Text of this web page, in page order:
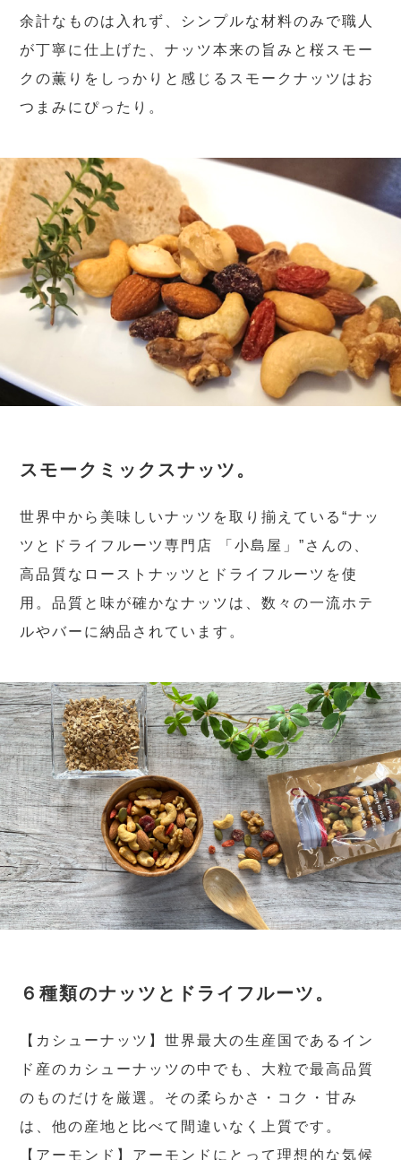
余計なものは入れず、シンプルな材料のみで職人
が丁寧に仕上げた、ナッツ本来の旨みと桜スモー
クの薫りをしっかりと感じるスモークナッツはお
つまみにぴったり。
スモークミックスナッツ。
世界中から美味しいナッツを取り揃えている“ナッ
ツとドライフルーツ専門店 「小島屋」”さんの、
高品質なローストナッツとドライフルーツを使
用。品質と味が確かなナッツは、数々の一流ホテ
ルやバーに納品されています。
６種類のナッツとドライフルーツ。
【カシューナッツ】世界最大の生産国であるイン
ド産のカシューナッツの中でも、大粒で最高品質
のものだけを厳選。その柔らかさ・コク・甘み
は、他の産地と比べて間違いなく上質です。
【アーモンド】アーモンドにとって理想的な気候